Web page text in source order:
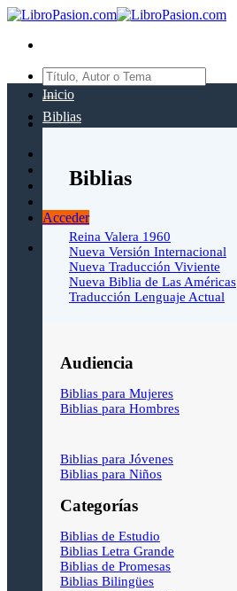
Saltar
contenido
Buscar
por:
Acceder
Inicio
Biblias
Biblias
Reina Valera 1960
Nueva Versión Internacional
Nueva Traducción Viviente
Nueva Biblia de Las Américas
Traducción Lenguaje Actual
Audiencia
Biblias para Mujeres
Biblias para Hombres
Biblias para Jóvenes
Biblias para Niños
Categorías
Biblias de Estudio
Biblias Letra Grande
Biblias de Promesas
Biblias Bilingües